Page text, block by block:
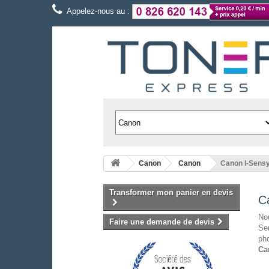
Appelez-nous au :
Canon Canon Canon I-
Transformer mon panier en devis
Faire une demande de devis